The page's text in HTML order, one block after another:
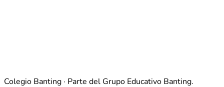
Colegio Banting · Parte del Grupo Educativo Banting.